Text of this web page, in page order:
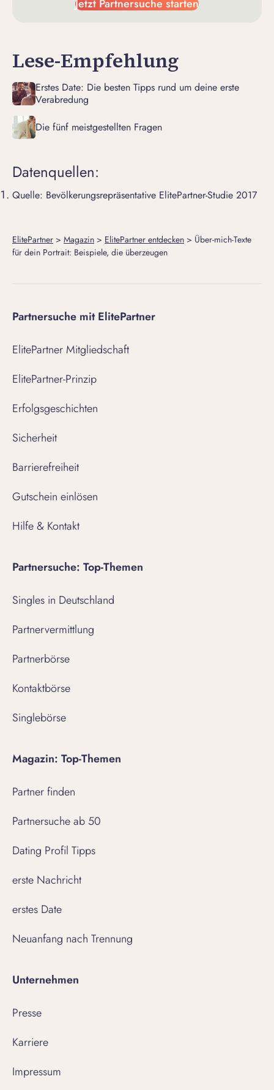
Jetzt Partnersuche starten
Lese-Empfehlung
Erstes Date: Die besten Tipps rund um deine erste
Verabredung
Die fünf meistgestellten Fragen
Datenquellen:
Quelle: Bevölkerungsrepräsentative ElitePartner-Studie 2017
ElitePartner > Magazin > ElitePartner entdecken > Über-mich-Texte
für dein Portrait: Beispiele, die überzeugen
Partnersuche mit ElitePartner
ElitePartner Mitgliedschaft
ElitePartner-Prinzip
Erfolgsgeschichten
Sicherheit
Barrierefreiheit
Gutschein einlösen
Hilfe & Kontakt
Partnersuche: Top-Themen
Singles in Deutschland
Partnervermittlung
Partnerbörse
Kontaktbörse
Singlebörse
Magazin: Top-Themen
Partner finden
Partnersuche ab 50
Dating Profil Tipps
erste Nachricht
erstes Date
Neuanfang nach Trennung
Unternehmen
Presse
Karriere
Impressum